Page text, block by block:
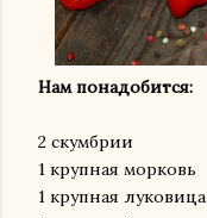
Нам понадобится:
2 скумбрии
1 крупная морковь
1 крупная луковица